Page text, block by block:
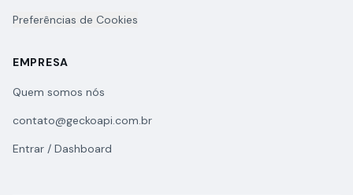
Preferências de Cookies
EMPRESA
Quem somos nós
contato@geckoapi.com.br
Entrar / Dashboard